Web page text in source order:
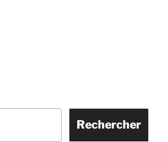
Rechercher